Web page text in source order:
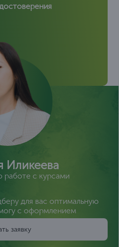
Иликеева
работе с курсами
для вас оптимальную
с оформлением
заявку